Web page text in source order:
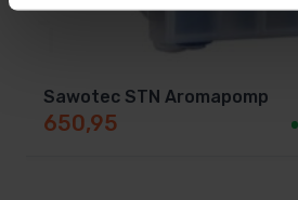
Sawotec STN Aromapomp
650,95